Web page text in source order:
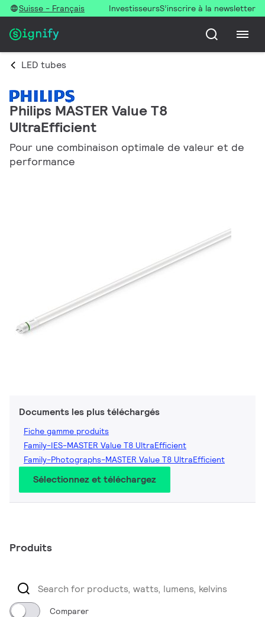
Suisse - Français InvestisseursS’inscrire à la newsletter
LED tubes
Philips MASTER Value T8
UltraEfficient
Pour une combinaison optimale de valeur et de
performance
Documents les plus téléchargés
Fiche gamme produits
Family-IES-MASTER Value T8 UltraEfficient
Family-Photographs-MASTER Value T8 UltraEfficient
Sélectionnez et téléchargez
Produits
Comparer